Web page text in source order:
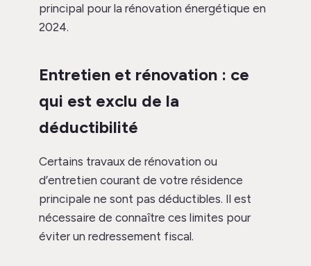
principal pour la rénovation énergétique en
2024.
Entretien et rénovation : ce
qui est exclu de la
déductibilité
Certains travaux de rénovation ou
d’entretien courant de votre résidence
principale ne sont pas déductibles. Il est
nécessaire de connaître ces limites pour
éviter un redressement fiscal.